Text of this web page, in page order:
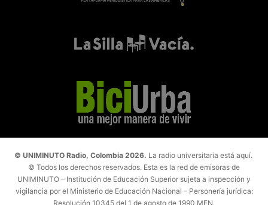
© UNIMINUTO Radio, Colombia 2026. La radio universitaria está aquí.
© Todos los derechos reservados. Esta es la red de emisoras de
UNIMINUTO – Institución de Educación Superior sujeta a inspección y
vigilancia por el Ministerio de Educación Nacional – Personería jurídica:
Resolución 10345 del 1 de agosto de 1990 MEN.